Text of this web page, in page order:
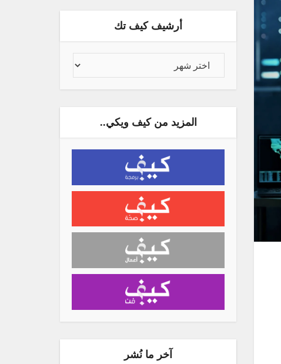
أرشيف كيف تك
المزيد من كيف ويكي..
آخر ما نُشر